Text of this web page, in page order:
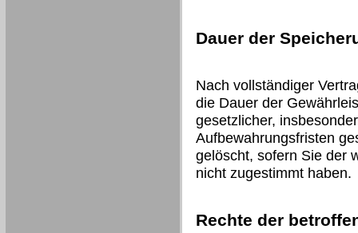
Dauer der
Nach vollständiger
die Dauer der
gesetzlicher,
Aufbewahrungsfristen
gelöscht, sofern Sie der
nicht zugestimmt haben.
Rechte der